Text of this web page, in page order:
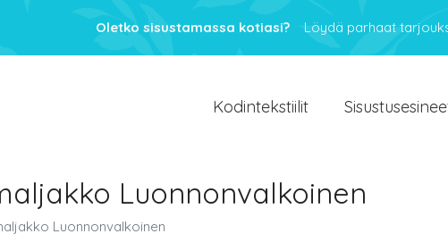
Oletko sisustamassa kotiasi? Löydä parhaat
Kodintekstiilit
Luonnonvalkoinen
Luonnonvalkoinen